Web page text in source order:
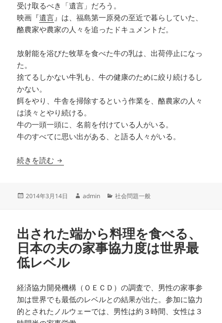
受け取るべき「遺言」だろう。
映画『遺言』は、福島第一原発の至近で暮らしていた、
酪農家や農家の人々を追ったドキュメントだ。
放射能を浴びた牧草を食べた牛の乳は、出荷停止になっ
た。
捨てるしかない牛乳も、牛の健康のために絞り続けるし
かない。
餌をやり、牛舎を掃除するという作業を、酪農家の人々
は淡々とやり続ける。
牛の一頭一頭に、名前を付けている人がいる。
牛のすべてに思い出がある、と語る人々がいる。
続きを読む 「原発さえなければ」 映画『遺言』に映され
投
2014年3月14日
作
admin
カ
ー
社会問題一般
出された端から料理を食べる、
日本の夫の家事協力度は世界最
低レベル
経済協力開発機構（ＯＥＣＤ）の調査で、男性の家事参
加は世界でも最低のレベルとの結果が出た。参加に協力
的とされたノルウェーでは、男性は約３時間、女性は３